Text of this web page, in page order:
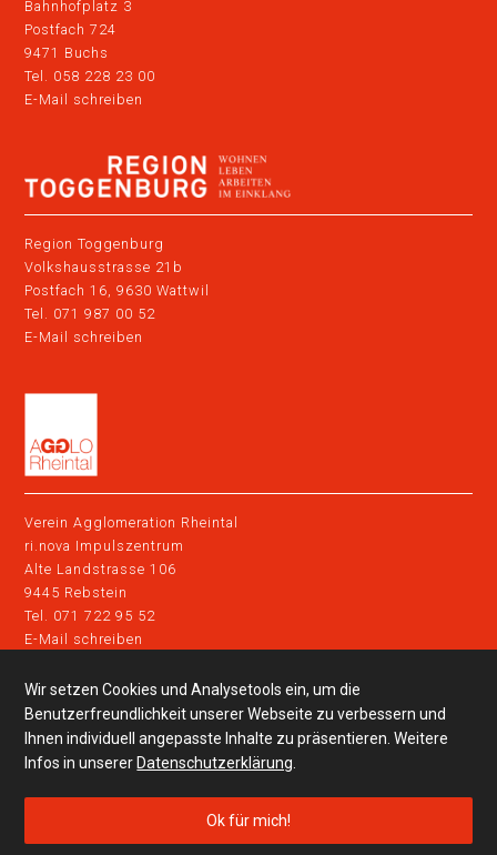
Bahnhofplatz 3
Postfach 724
9471 Buchs
Tel. 058 228 23 00
E-Mail schreiben
Region Toggenburg
Volkshausstrasse 21b
Postfach 16, 9630 Wattwil
Tel. 071 987 00 52
E-Mail schreiben
Verein Agglomeration Rheintal
ri.nova Impulszentrum
Alte Landstrasse 106
9445 Rebstein
Tel. 071 722 95 52
E-Mail schreiben
Impressum Datenschutz
clevermobil in der Region
© 2026 | Alle Rechte vorbehalten
Webdesign by Sinn Design
Wir setzen Cookies und Analysetools ein, um die
Benutzerfreundlichkeit unserer Webseite zu verbessern und
Ihnen individuell angepasste Inhalte zu präsentieren. Weitere
Infos in unserer Datenschutzerklärung
Ok für mich!